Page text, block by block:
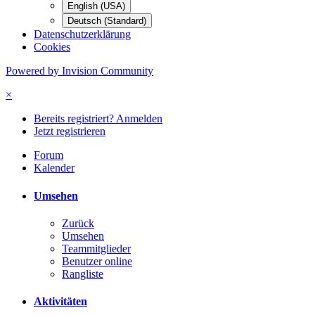
English (USA)
Deutsch (Standard)
Datenschutzerklärung
Cookies
Powered by Invision Community
×
Bereits registriert? Anmelden
Jetzt registrieren
Forum
Kalender
Umsehen
Zurück
Umsehen
Teammitglieder
Benutzer online
Rangliste
Aktivitäten